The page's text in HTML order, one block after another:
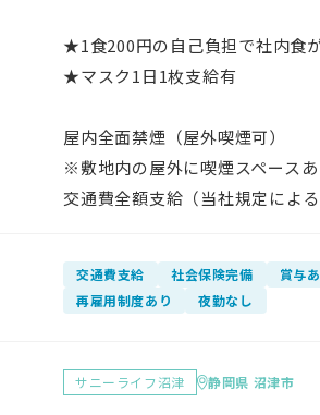
★1食200円の自己負担で社内食
★マスク1日1枚支給有
屋内全面禁煙（屋外喫煙可
※敷地内の屋外に喫煙スペースあ
交通費全額支給（当社規定による
交通費支給 社会保険完備 賞与
再雇用制度あり
夜勤なし
サニーライフ沼津 静岡県 沼津市